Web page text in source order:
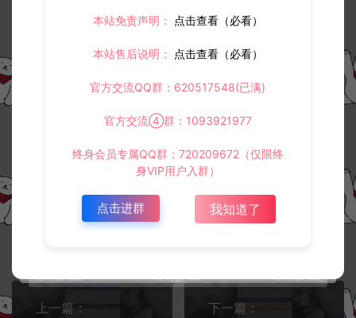
将会第一时间解决！
业用途，请大家不要用于商用！
侵权联系邮箱：32838727@qq.com
阿泽源码网 定制后台 江湖墨迹大侠-CDK角色ID授权后台+GM
授权后台+使用教程 https://www.lyzwlkj.vip/43947/dzht/
冷雨泽ღ 默认解压密码：www.lyzwlkj.vip 复
上一篇：
下一篇：
本站免责声明： 点击查看（必看）
本站售后说明： 点击查看（必看）
官方交流QQ群：620517548(已满)
官方交流④群：1093921977
终身会员专属QQ群：720209672（仅限终
身VIP用户入群）
点击进群 我知道了